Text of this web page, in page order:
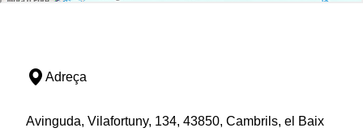
Adreça
Avinguda, Vilafortuny, 134, 43850, Cambrils, el Baix